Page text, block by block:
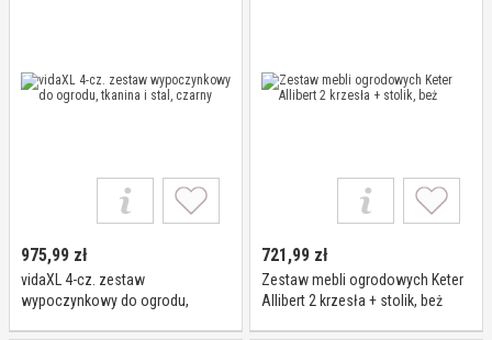
975,99 zł
vidaXL 4-cz. zestaw
wypoczynkowy do ogrodu,
721,99 zł
Zestaw mebli ogrodowych Keter
Allibert 2 krzesła + stolik, beż